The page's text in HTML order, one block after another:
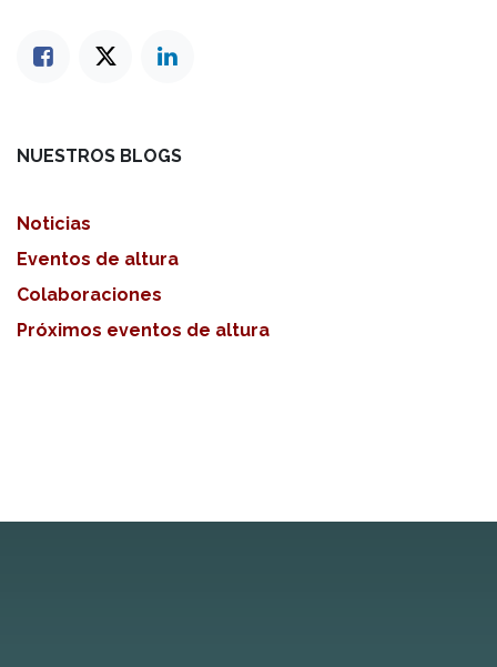
NUESTROS BLOGS
Noticias
Eventos de altura
Colaboraciones
Próximos eventos de altura